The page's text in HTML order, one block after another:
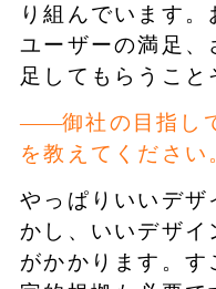
り組んでいます
ユーザーの満足、
足してもらうこと
御社の目指し
を教えてください
やっぱりいいデザ
かし、いいデザイ
がかかります。す